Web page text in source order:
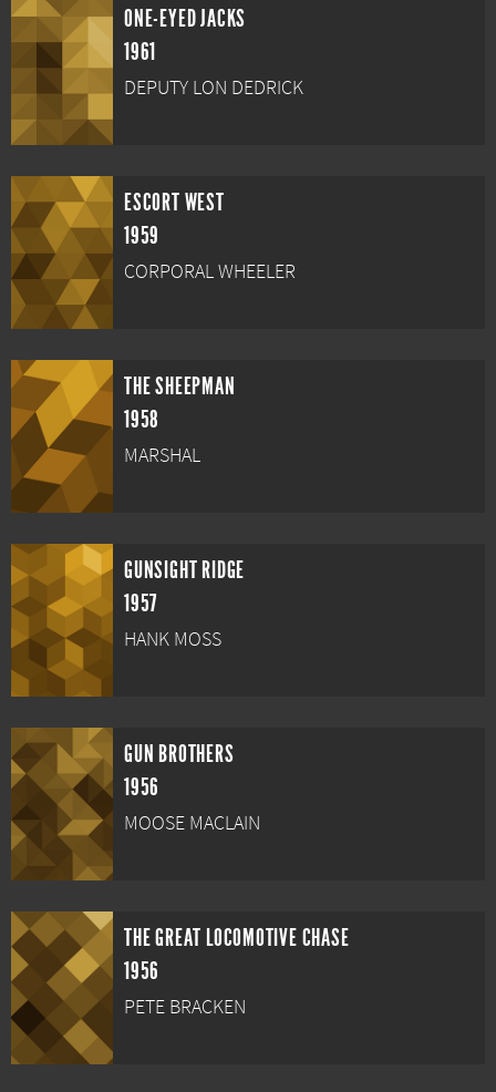
ONE-EYED JACKS
1961
DEPUTY LON DEDRICK
ESCORT WEST
1959
CORPORAL WHEELER
THE SHEEPMAN
1958
MARSHAL
GUNSIGHT RIDGE
1957
HANK MOSS
GUN BROTHERS
1956
MOOSE MACLAIN
THE GREAT LOCOMOTIVE CHASE
1956
PETE BRACKEN